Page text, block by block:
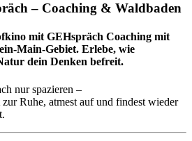
auf
Produktseite
gewählt
werden
– Coaching & Waldbaden
mit GEHspräch Coaching mit
Main-Gebiet. Erlebe, wie
dein Denken befreit.
nur spazieren –
Ruhe, atmest auf und findest wieder